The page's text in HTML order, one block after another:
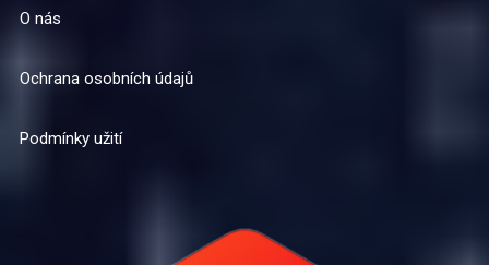
O nás
Ochrana osobních údajů
Podmínky užití